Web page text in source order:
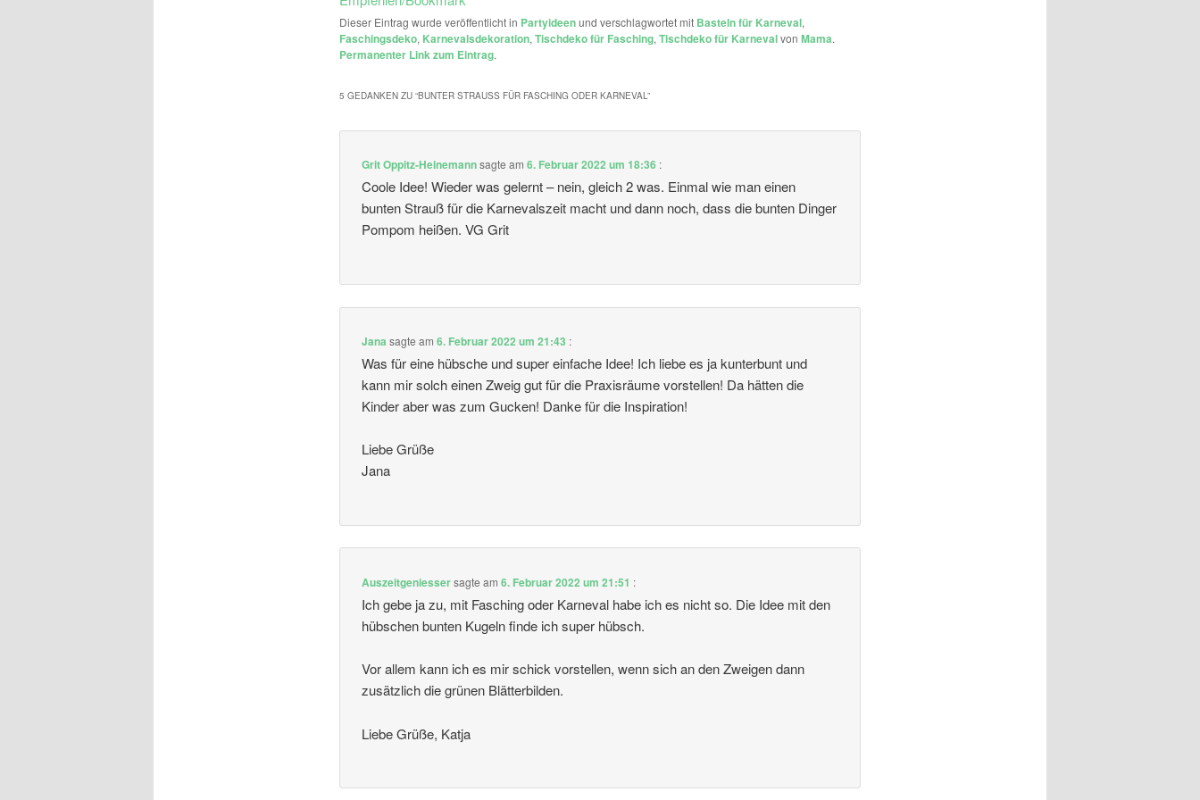
Dieser Eintrag wurde veröffentlicht in Partyideenund verschlagwortet mit Basteln für Karneval,
Faschingsdeko, Karnevalsdekoration, Tischdeko für Fasching, Tischdeko für Karnevalvon Mama.
Permanenter Link zum Eintrag.
5 GEDANKEN ZU “BUNTER STRAUSS FÜR FASCHING ODER KARNEVAL ”
Grit Oppitz-Heinemannsagte am6. Februar 2022 um 18:36 :
Coole Idee! Wieder was gelernt – nein, gleich 2 was. Einmal wie man einen
bunten Strauß für die Karnevalszeit macht und dann noch, dass die bunten Dinger
Pompom heißen. VG Grit
Jana sagte am6. Februar 2022 um 21:43 :
Was für eine hübsche und super einfache Idee! Ich liebe es ja kunterbunt und
kann mir solch einen Zweig gut für die Praxisräume vorstellen! Da hätten die
Kinder aber was zum Gucken! Danke für die Inspiration!
Liebe Grüße
Jana
Auszeitgeniessersagte am6. Februar 2022 um 21:51 :
Ich gebe ja zu, mit Fasching oder Karneval habe ich es nicht so. Die Idee mit den
hübschen bunten Kugeln finde ich super hübsch.
Vor allem kann ich es mir schick vorstellen, wenn sich an den Zweigen dann
zusätzlich die grünen Blätterbilden.
Liebe Grüße, Katja